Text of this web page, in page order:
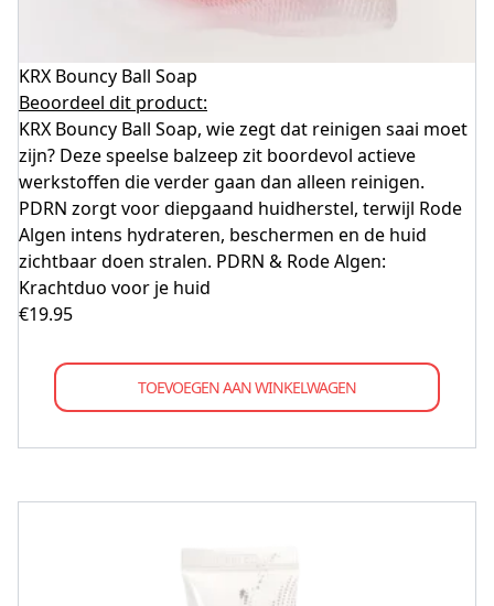
KRX Bouncy Ball Soap
Beoordeel dit product:
KRX Bouncy Ball Soap, wie zegt dat reinigen saai moet
zijn? Deze speelse balzeep zit boordevol actieve
werkstoffen die verder gaan dan alleen reinigen.
PDRN zorgt voor diepgaand huidherstel, terwijl Rode
Algen intens hydrateren, beschermen en de huid
zichtbaar doen stralen. PDRN & Rode Algen:
Krachtduo voor je huid
€19.95
TOEVOEGEN AAN WINKELWAGEN